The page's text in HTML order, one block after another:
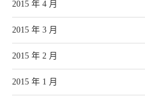
2015 年 4 月
2015 年 3 月
2015 年 2 月
2015 年 1 月